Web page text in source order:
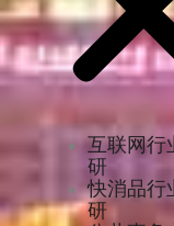
互联网行
研
快消品行
研